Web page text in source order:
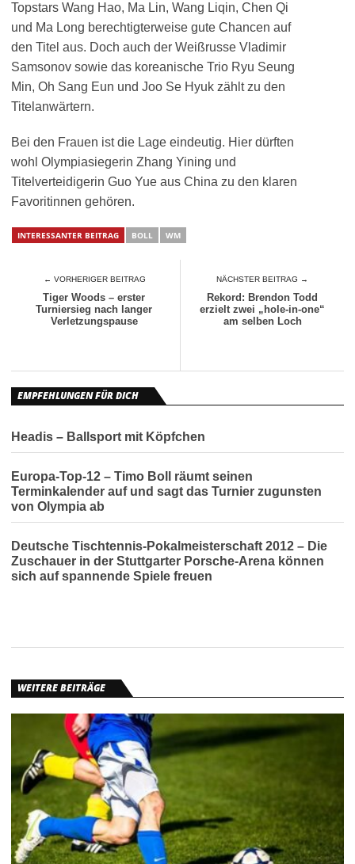
Topstars Wang Hao, Ma Lin, Wang Liqin, Chen Qi
und Ma Long berechtigterweise gute Chancen auf
den Titel aus. Doch auch der Weißrusse Vladimir
Samsonov sowie das koreanische Trio Ryu Seung
Min, Oh Sang Eun und Joo Se Hyuk zählt zu den
Titelanwärtern.
Bei den Frauen ist die Lage eindeutig. Hier dürften
wohl Olympiasiegerin Zhang Yining und
Titelverteidigerin Guo Yue aus China zu den klaren
Favoritinnen gehören.
INTERESSANTER BEITRAG BOLL WM
← VORHERIGER BEITRAG
Tiger Woods – erster
Turniersieg nach langer
Verletzungspause
NÄCHSTER BEITRAG →
Rekord: Brendon Todd
erzielt zwei „hole-in-one“
am selben Loch
EMPFEHLUNGEN FÜR DICH
Headis – Ballsport mit Köpfchen
Europa-Top-12 – Timo Boll räumt seinen
Terminkalender auf und sagt das Turnier zugunsten
von Olympia ab
Deutsche Tischtennis-Pokalmeisterschaft 2012 – Die
Zuschauer in der Stuttgarter Porsche-Arena können
sich auf spannende Spiele freuen
WEITERE BEITRÄGE